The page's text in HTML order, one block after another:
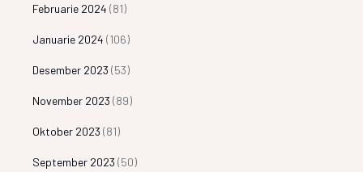
Februarie 2024 (81)
Januarie 2024 (106)
Desember 2023 (53)
November 2023 (89)
Oktober 2023 (81)
September 2023 (50)